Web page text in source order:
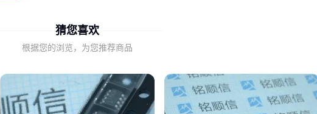
二、为什么价格差异如此之大？
价格差异首先体现在材质上。优质原装控制器采用耐高温、抗
腐蚀的材料，确保在恶劣环境下长期稳定工作，而低价产品可
能使用普通材料，寿命和可靠性大打折扣。
猜您喜欢
根据您的浏览，为您推荐商品